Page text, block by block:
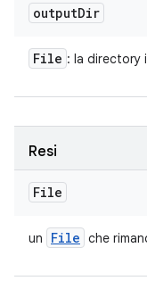
outputDir
File : la directory
Resi
File
un File che